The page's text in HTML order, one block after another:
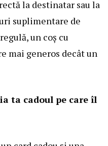
la destinatar sau la
suplimentare de
un coș cu
mai generos decât un
ta cadoul pe care îl